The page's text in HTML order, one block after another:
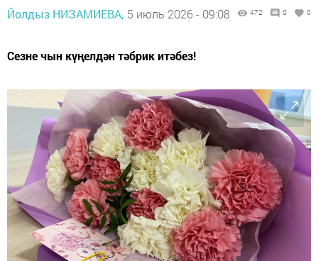
Йолдыз НИЗАМИЕВА, 5 июль 2026 - 09:08 472 0 0
Сезне чын күңелдән тәбрик итәбез!